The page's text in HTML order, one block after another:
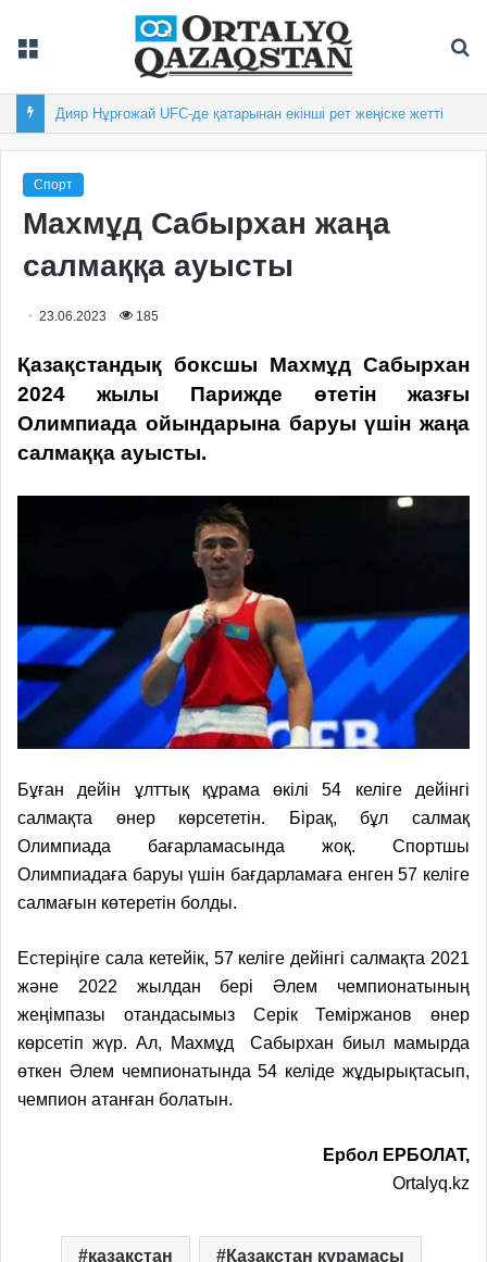
Дияр Нұрғожай UFC-де қатарынан екінші рет жеңіске жетті
Спорт
Махмұд Сабырхан жаңа
салмаққа ауысты
23.06.2023 185
Қазақстандық боксшы Махмұд Сабырхан
2024 жылы Парижде өтетін жазғы
Олимпиада ойындарына баруы үшін жаңа
салмаққа ауысты.
Бұған дейін ұлттық құрама өкілі 54 келіге дейінгі
салмақта өнер көрсететін. Бірақ, бұл салмақ
Олимпиада бағарламасында жоқ. Спортшы
Олимпиадаға баруы үшін бағдарламаға енген 57 келіге
салмағын көтеретін болды.
Естеріңіге сала кетейік, 57 келіге дейінгі салмақта 2021
және 2022 жылдан бері Әлем чемпионатының
жеңімпазы отандасымыз Серік Теміржанов өнер
көрсетіп жүр. Ал, Махмұд Сабырхан биыл мамырда
өткен Әлем чемпионатында 54 келіде жұдырықтасып,
чемпион атанған болатын.
Ербол ЕРБОЛАТ,
Ortalyq.kz
қазақстан Қазақстан құрамасы